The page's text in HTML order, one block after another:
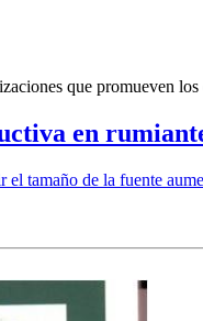
que promueven los
en
el tamaño de la fuente